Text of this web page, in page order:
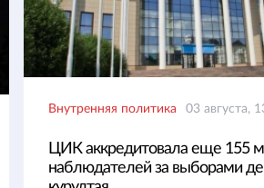
Внутренняя политика 03 августа,
ЦИК аккредитовала еще 155
наблюдателей за выборами